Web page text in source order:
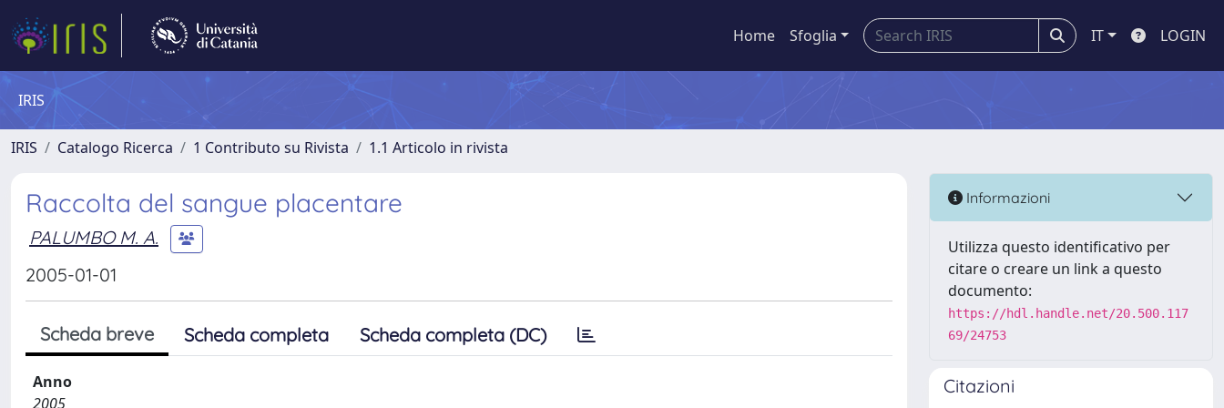
Home Sfoglia IT LOGIN
IRIS
IRIS Catalogo Ricerca 1 Contributo su Rivista 1.1 Articolo in rivista
Raccolta del sangue placentare
PALUMBO M. A.
2005-01-01
Scheda breve Scheda completa Scheda completa (DC)
Anno
2005
Informazioni
Utilizza questo identificativo per
citare o creare un link a questo
documento:
https://hdl.handle.net/20.500.117
69/24753
Citazioni